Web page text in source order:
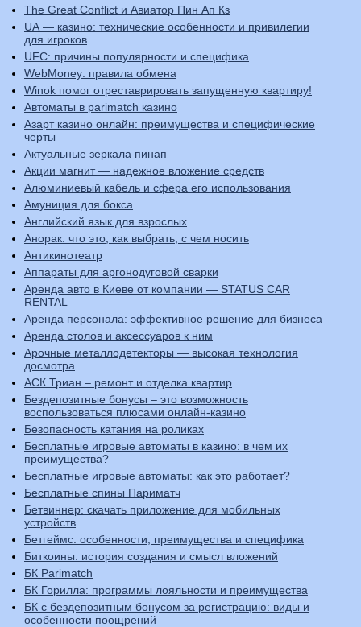
The Great Conflict и Авиатор Пин Ап Кз
UA — казино: технические особенности и привилегии
для игроков
UFC: причины популярности и специфика
WebMoney: правила обмена
Winok помог отреставрировать запущенную квартиру!
Автоматы в parimatch казино
Азарт казино онлайн: преимущества и специфические
черты
Актуальные зеркала пинап
Акции магнит — надежное вложение средств
Алюминиевый кабель и сфера его использования
Амуниция для бокса
Английский язык для взрослых
Анорак: что это, как выбрать, с чем носить
Антикинотеатр
Аппараты для аргонодуговой сварки
Аренда авто в Киеве от компании — STATUS CAR
RENTAL
Аренда персонала: эффективное решение для бизнеса
Аренда столов и аксессуаров к ним
Арочные металлодетекторы — высокая технология
досмотра
АСК Триан – ремонт и отделка квартир
Бездепозитные бонусы – это возможность
воспользоваться плюсами онлайн-казино
Безопасность катания на роликах
Бесплатные игровые автоматы в казино: в чем их
преимущества?
Бесплатные игровые автоматы: как это работает?
Бесплатные спины Париматч
Бетвиннер: скачать приложение для мобильных
устройств
Бетгеймс: особенности, преимущества и специфика
Биткоины: история создания и смысл вложений
БК Parimatch
БК Горилла: программы лояльности и преимущества
БК с бездепозитным бонусом за регистрацию: виды и
особенности поощрений